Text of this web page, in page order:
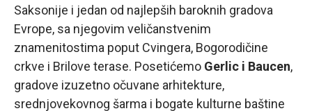
Saksonije i jedan od najlepših baroknih gradova
Evrope, sa njegovim veličanstvenim
znamenitostima poput Cvingera, Bogorodičine
crkve i Brilove terase. Posetićemo Gerlic i Baucen,
gradove izuzetno očuvane arhitekture,
srednjovekovnog šarma i bogate kulturne baštine